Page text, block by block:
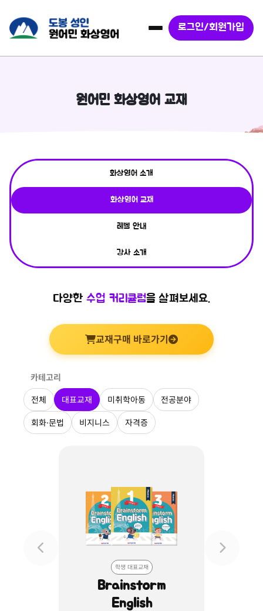
로그인/회원가입
원어민 화상영어 교재
화상영어 소개
화상영어 교재
레벨 안내
강사 소개
다양한 수업 커리큘럼을 살펴보세요.
교재구매 바로가기
카테고리
전체
대표교재 미취학아동 전공분야
회화·문법 비지니스 자격증
학생 대표교재
Brainstorm
English